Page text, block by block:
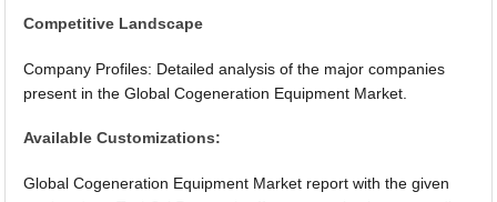
Competitive Landscape
Company Profiles: Detailed analysis of the major companies
present in the Global Cogeneration Equipment Market.
Available Customizations:
Global Cogeneration Equipment Market report with the given